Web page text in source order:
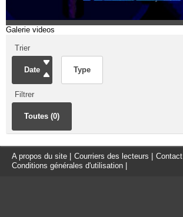
Galerie videos
Trier
Date Type
Filtrer
Toutes (0)
A propos du site Courriers des lecteurs Contact
Conditions générales d'utilisation